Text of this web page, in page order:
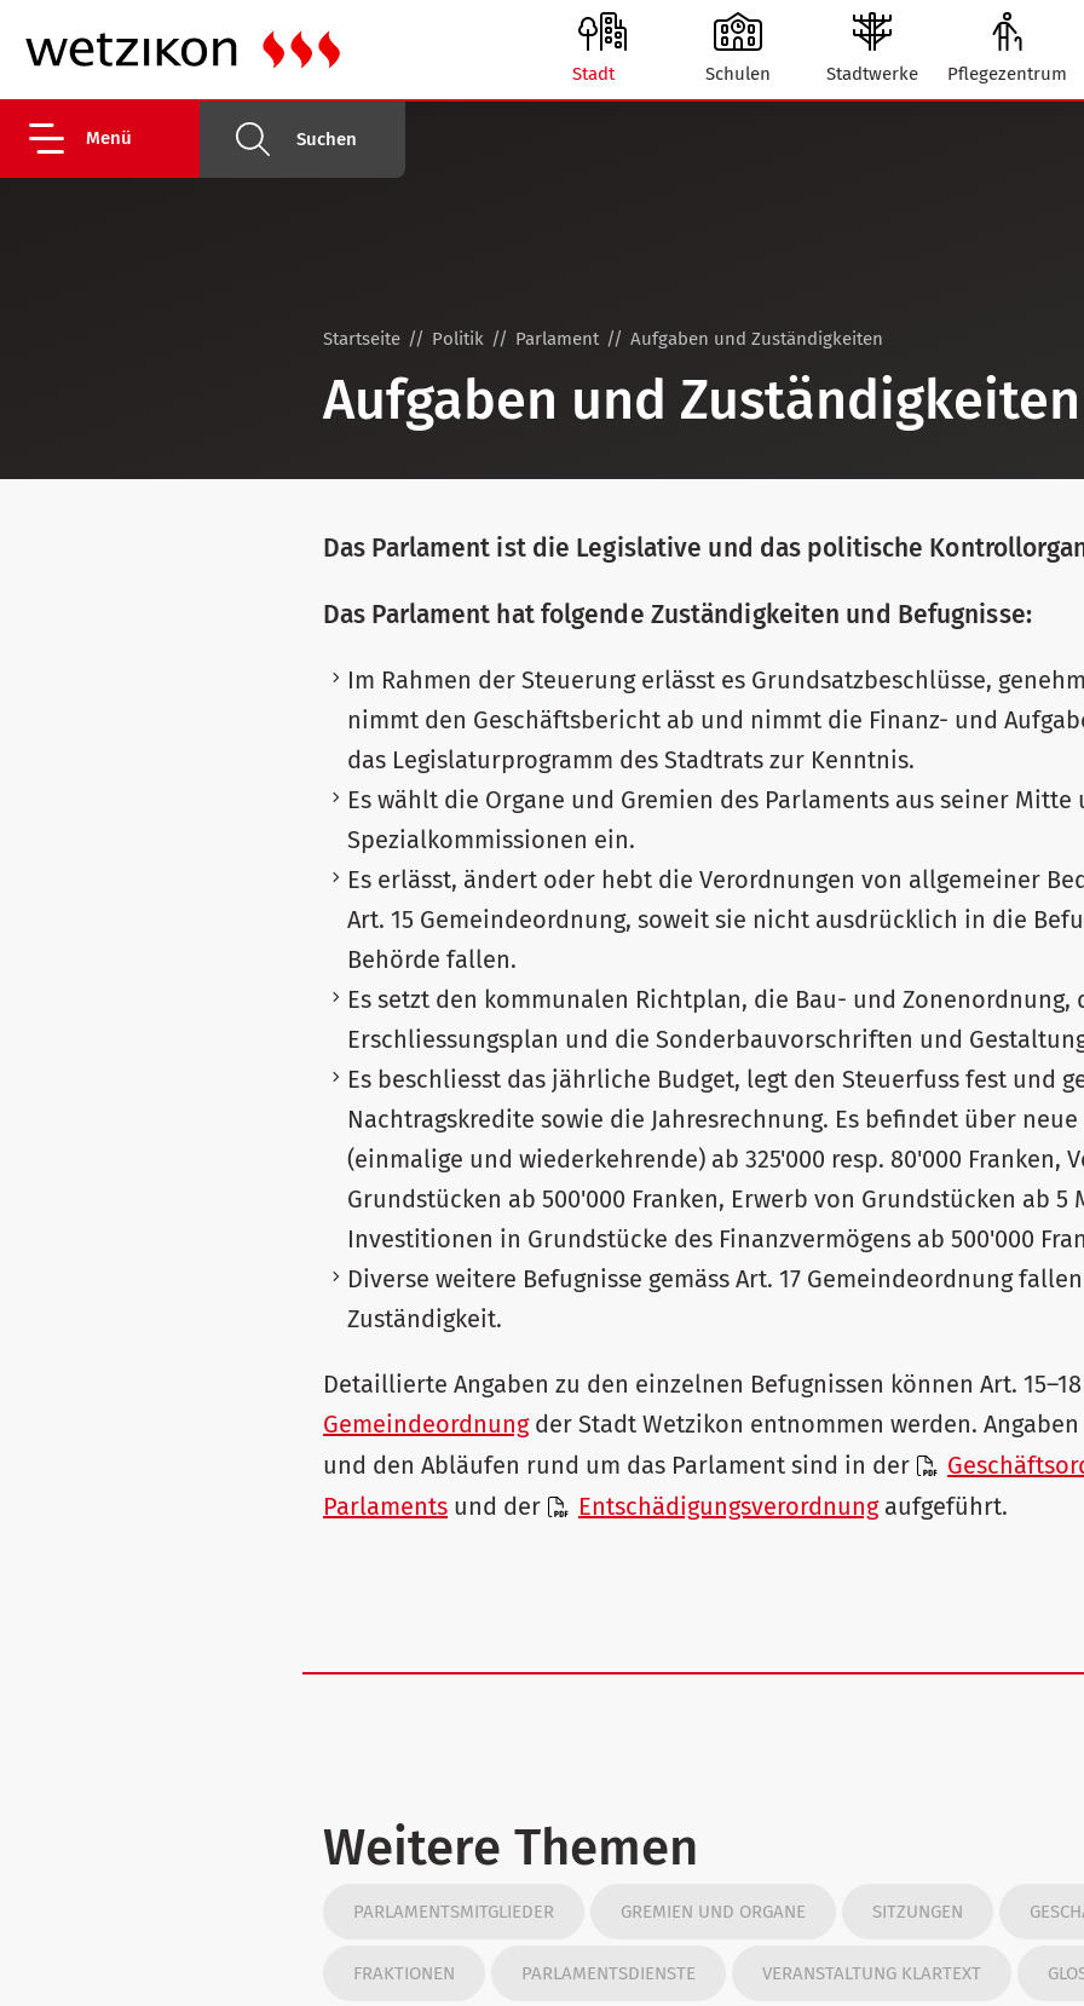
Menü Suchen
Stadt
Schulen Stadtwerke Pflegezentrum
Startseite Politik Parlament Aufgaben und Zuständigkeiten
Aufgaben und Zuständig­keiten
Das Parlament ist die Legislative und das politische
Das Parlament hat folgende Zuständigkeiten und Befugnisse:
Im Rahmen der Steuerung erlässt es Grundsatzbeschlüsse,
nimmt den Geschäftsbericht ab und nimmt die Finanz- und
das Legislaturprogramm des Stadtrats zur Kenntnis.
Es wählt die Organe und Gremien des Parlaments aus seiner Mitte
Spezialkommissionen ein.
Es erlässt, ändert oder hebt die Verordnungen von allgemeiner
Art. 15 Gemeindeordnung, soweit sie nicht ausdrücklich in die
Behörde fallen.
Es setzt den kommunalen Richtplan, die Bau- und Zonenordnung,
Erschliessungsplan und die Sonderbauvorschriften und
Es beschliesst das jährliche Budget, legt den Steuerfuss fest und
Nachtragskredite sowie die Jahresrechnung. Es befindet über neue
(einmalige und wiederkehrende) ab 325'000 resp. 80'000 Franken,
Grundstücken ab 500'000 Franken, Erwerb von Grundstücken ab 5
Investitionen in Grundstücke des Finanzvermögens ab 500'000
Diverse weitere Befugnisse gemäss Art. 17 Gemeindeordnung
Zuständigkeit.
Detaillierte Angaben zu den einzelnen Befugnissen können Art.
Gemeindeordnungder Stadt Wetzikon entnommen werden.
und den Abläufen rund um das Parlament sind in der
Parlaments und der Entschädigungsverordnungaufgeführt.
Weitere Themen
PARLAMENTSMITGLIEDER GREMIEN UND ORGANE SITZUNGEN
FRAKTIONEN PARLAMENTSDIENSTE VERANSTALTUNG KLARTEXT